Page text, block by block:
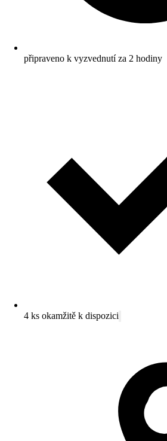
připraveno k vyzvednutí za 2 hodiny
4 ks okamžitě k dispozici